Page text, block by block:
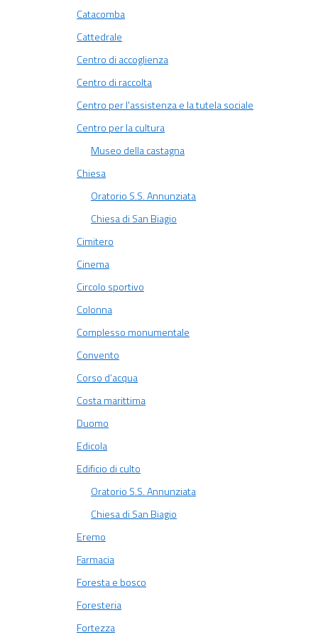
Catacomba
Cattedrale
Centro di accoglienza
Centro di raccolta
Centro per l'assistenza e la tutela sociale
Centro per la cultura
Museo della castagna
Chiesa
Oratorio S.S. Annunziata
Chiesa di San Biagio
Cimitero
Cinema
Circolo sportivo
Colonna
Complesso monumentale
Convento
Corso d’acqua
Costa marittima
Duomo
Edicola
Edificio di culto
Oratorio S.S. Annunziata
Chiesa di San Biagio
Eremo
Farmacia
Foresta e bosco
Foresteria
Fortezza